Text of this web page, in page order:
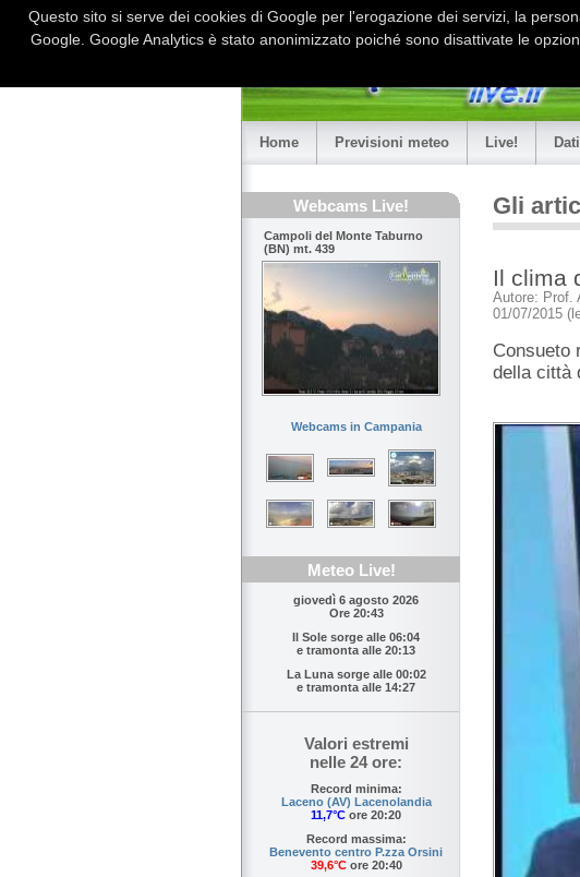
Home Previsioni meteo Live!
Webcams Live!
Campoli del Monte Taburno
(BN) mt. 439
Webcams in Campania
Meteo Live!
giovedì 6 agosto 2026
Ore 20:43
Il Sole sorge alle 06:04
e tramonta alle 20:13
La Luna sorge alle 00:02
e tramonta alle 14:27
Valori estremi
nelle 24 ore:
Record minima:
Laceno (AV) Lacenolandia
11,7°C ore 20:20
Record massima:
Benevento centro P.zza Orsini
39,6°Core 20:40
Gli
Il clima
Autore: Prof.
01/07/2015
Consueto
della città
Questo sito si serve dei cookies di Google per l'erogazione dei servizi, la
Google. Google Analytics è stato anonimizzato poiché sono disattivate le